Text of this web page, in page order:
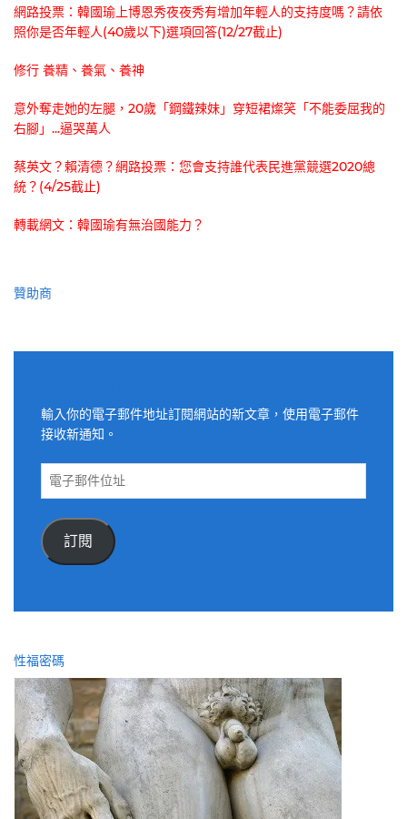
網路投票：韓國瑜上博恩秀夜夜秀有增加年輕人的支持度嗎？請依
照你是否年輕人(40歲以下)選項回答(12/27截止)
修行 養精、養氣、養神
意外奪走她的左腿，20歲「鋼鐵辣妹」穿短裙燦笑「不能委屈我的
右腳」...逼哭萬人
蔡英文？賴清德？網路投票：您會支持誰代表民進黨競選2020總
統？(4/25截止)
轉載網文：韓國瑜有無治國能力？
贊助商
輸入你的電子郵件地址訂閱網站的新文章，使用電子郵件
接收新通知。
電
件
位
訂閱
性福密碼